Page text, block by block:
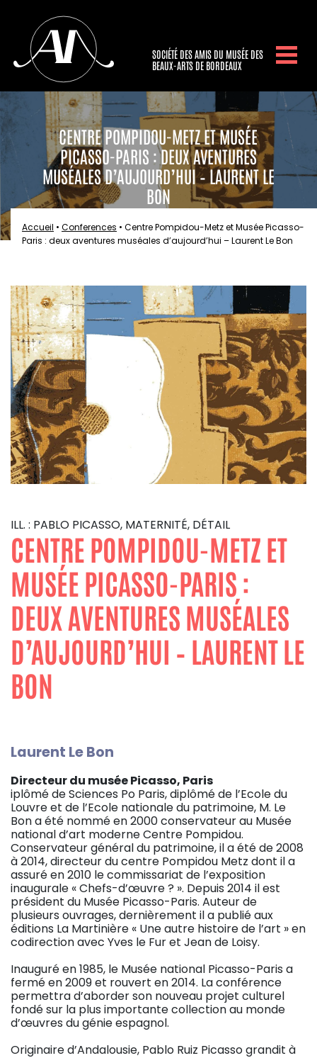
SOCIÉTÉ DES AMIS DU MUSÉE DES
BEAUX-ARTS DE BORDEAUX
CENTRE POMPIDOU-METZ ET MUSÉE
PICASSO-PARIS : DEUX AVENTURES
MUSÉALES D’AUJOURD’HUI – LAURENT LE
BON
Accueil • Conferences • Centre Pompidou-Metz et Musée Picasso-
Paris : deux aventures muséales d’aujourd’hui – Laurent Le Bon
ILL. : PABLO PICASSO, MATERNITÉ, DÉTAIL
CENTRE POMPIDOU-METZ ET
MUSÉE PICASSO-PARIS :
DEUX AVENTURES MUSÉALES
D’AUJOURD’HUI – LAURENT LE
BON
Laurent Le Bon
Directeur du musée Picasso, Paris
iplômé de Sciences Po Paris, diplômé de l’Ecole du
Louvre et de l’Ecole nationale du patrimoine, M. Le
Bon a été nommé en 2000 conservateur au Musée
national d’art moderne Centre Pompidou.
Conservateur général du patrimoine, il a été de 2008
à 2014, directeur du centre Pompidou Metz dont il a
assuré en 2010 le commissariat de l’exposition
inaugurale « Chefs-d’œuvre ? ». Depuis 2014 il est
président du Musée Picasso-Paris. Auteur de
plusieurs ouvrages, dernièrement il a publié aux
éditions La Martinière « Une autre histoire de l’art » en
codirection avec Yves le Fur et Jean de Loisy.
Inauguré en 1985, le Musée national Picasso-Paris a
fermé en 2009 et rouvert en 2014. La conférence
permettra d’aborder son nouveau projet culturel
fondé sur la plus importante collection au monde
d’œuvres du génie espagnol.
Originaire d’Andalousie, Pablo Ruiz Picasso grandit à